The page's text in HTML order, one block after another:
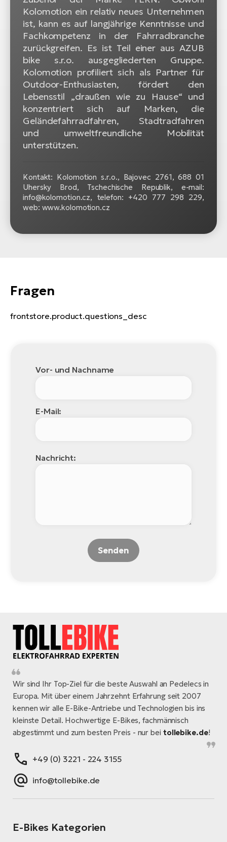
Kolomotion ein relativ neues Unternehmen
ist, kann es auf langjährige Kenntnisse und
Fachkompetenz in der Fahrradbranche
zurückgreifen. Es ist Teil einer aus AZUB
bike s.r.o. ausgegliederten Gruppe.
Kolomotion profiliert sich als Partner für
Outdoor-Enthusiasten, fördert den
Lebensstil „draußen wie zu Hause“ und
konzentriert sich auf Marken, die
Geländefahrradfahren, Stadtradfahren
und umweltfreundliche Mobilität
unterstützen.
Kontakt: Kolomotion s.r.o., Bajovec 2761, 688 01
Uhersky Brod, Tschechische Republik, e-mail:
info@kolomotion.cz, telefon: +420 777 298 229,
web: www.kolomotion.cz
Fragen
frontstore.product.questions_desc
Vor- und Nachname
E-Mail:
Nachricht:
Senden
Wir sind Ihr Top-Ziel für die beste Auswahl an Pedelecs in
Europa. Mit über einem Jahrzehnt Erfahrung seit 2007
kennen wir alle E-Bike-Antriebe und Technologien bis ins
kleinste Detail. Hochwertige E-Bikes, fachmännisch
abgestimmt und zum besten Preis - nur bei tollebike.de!
+49 (0) 3221 - 224 3155
info@tollebike.de
E-Bikes Kategorien